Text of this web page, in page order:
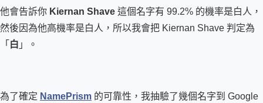
他會告訴你 Kiernan Shave 這個名字有 99.2% 的機率是白人，
然後因為他高機率是白人，所以我會把 Kiernan Shave 判定為
「 白 」。
為了確定 NamePrism 的可靠性，我抽驗了幾個名字到 Google